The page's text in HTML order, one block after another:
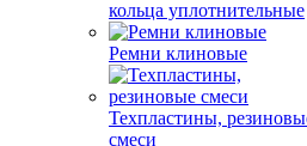
Ленты конвейерные
Манжеты, сальники,
кольца уплотнительные